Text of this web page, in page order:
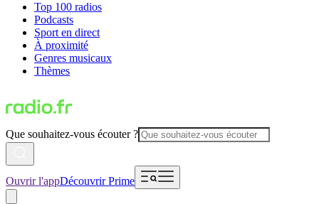
Top 100 radios
Podcasts
Sport en direct
À proximité
Genres musicaux
Thèmes
Que souhaitez-vous écouter ?
Ouvrir l'appDécouvrir Prime